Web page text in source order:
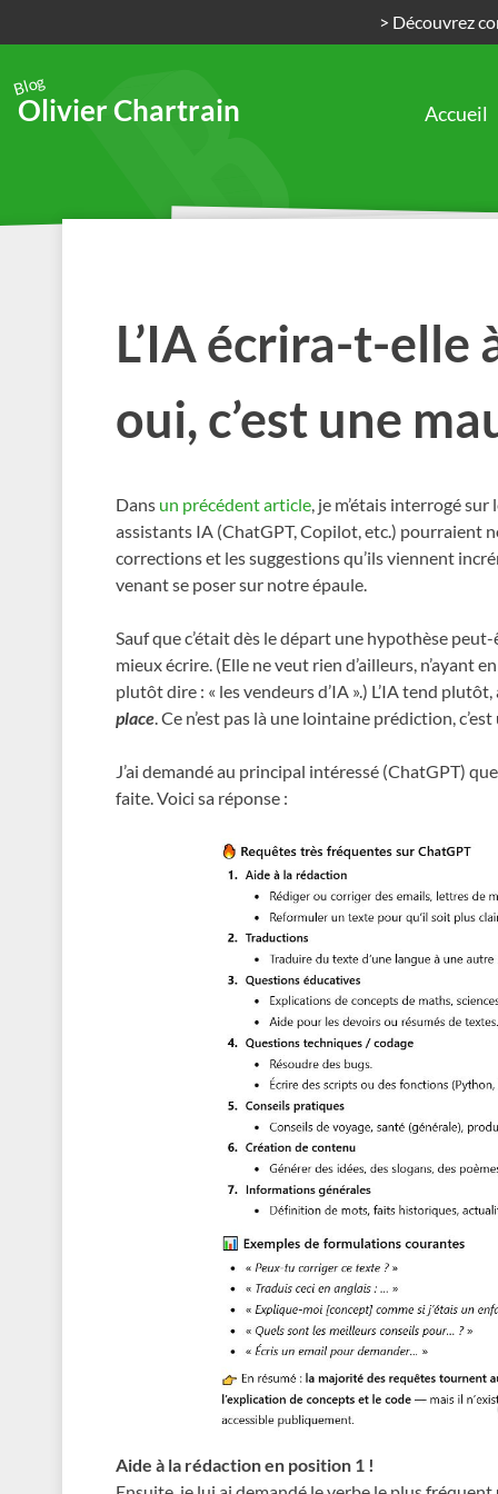
> Découvrez
Blog
Olivier Chartrain Accueil
L’IA écrira-t-elle
oui, c’est une
Dans un précédent article , je m’étais interrogé
assistants IA (ChatGPT, Copilot, etc.) pourraient
corrections et les suggestions qu’ils viennent
venant se poser sur notre épaule.
Sauf que c’était dès le départ une hypothèse
mieux écrire. (Elle ne veut rien d’ailleurs,
plutôt dire : « les vendeurs d’IA ».) L’IA tend
place . Ce n’est pas là une lointaine prédiction,
J’ai demandé au principal intéressé (ChatGPT)
faite. Voici sa réponse :
Aide à la rédaction en position 1 !